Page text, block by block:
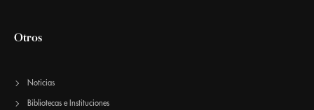
Otros
Noticias
Bibliotecas e Instituciones